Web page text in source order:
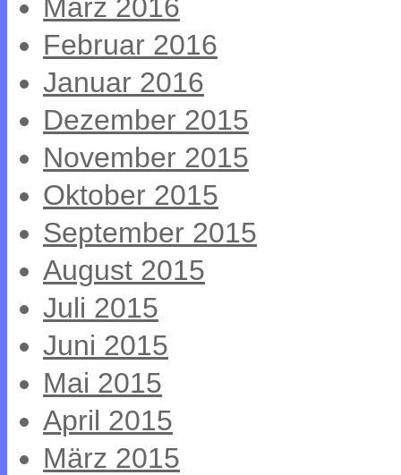
März 2016
Februar 2016
Januar 2016
Dezember 2015
November 2015
Oktober 2015
September 2015
August 2015
Juli 2015
Juni 2015
Mai 2015
April 2015
März 2015